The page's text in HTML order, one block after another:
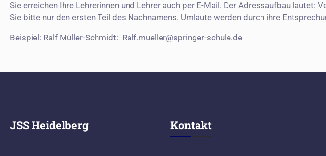
Sie erreichen Ihre Lehrerinnen und Lehrer auch per E-Mail. Der Adressaufbau lautet:
Sie bitte nur den ersten Teil des Nachnamens. Umlaute werden durch ihre
Beispiel: Ralf Müller-Schmidt: Ralf.mueller@springer-schule.de
JSS Heidelberg Kontakt